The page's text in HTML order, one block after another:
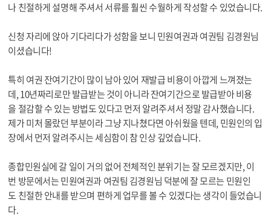
나 친절하게 설명해 주셔서 서류를 훨씬 수월하게 작성할 수 있었습니다.
신청 자리에 앉아 기다리다가 성함을 보니 민원여권과 여권팀 김경원님
이셨습니다!
특히 여권 잔여기간이 많이 남아 있어 재발급 비용이 아깝게 느껴졌는
데, 10년짜리로만 발급받는 것이 아니라 잔여기간으로 발급받아 비용
을 절감할 수 있는 방법도 있다고 먼저 알려주셔서 정말 감사했습니다.
제가 미처 몰랐던 부분이라 그냥 지나쳤다면 아쉬웠을 텐데, 민원인의 입
장에서 먼저 알려주시는 세심함이 참 인상 깊었습니다.
종합민원실에 갈 일이 거의 없어 전체적인 분위기는 잘 모르겠지만, 이
번 방문에서는 민원여권과 여권팀 김경원님 덕분에 잘 모르는 민원인
도 친절한 안내를 받으며 편하게 업무를 볼 수 있겠다는 생각이 들었습니
다.